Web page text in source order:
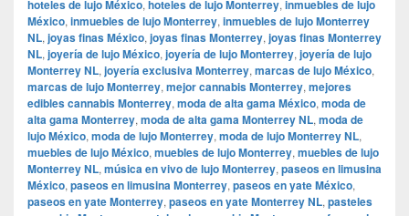
hoteles de lujo México, hoteles de lujo Monterrey, inmuebles de lujo
México, inmuebles de lujo Monterrey, inmuebles de lujo Monterrey
NL, joyas finas México, joyas finas Monterrey, joyas finas Monterrey
NL, joyería de lujo México, joyería de lujo Monterrey, joyería de lujo
Monterrey NL, joyería exclusiva Monterrey, marcas de lujo México,
marcas de lujo Monterrey, mejor cannabis Monterrey, mejores
edibles cannabis Monterrey, moda de alta gama México, moda de
alta gama Monterrey, moda de alta gama Monterrey NL, moda de
lujo México, moda de lujo Monterrey, moda de lujo Monterrey NL,
muebles de lujo México, muebles de lujo Monterrey, muebles de lujo
Monterrey NL, música en vivo de lujo Monterrey, paseos en limusina
México, paseos en limusina Monterrey, paseos en yate México,
paseos en yate Monterrey, paseos en yate Monterrey NL, pasteles